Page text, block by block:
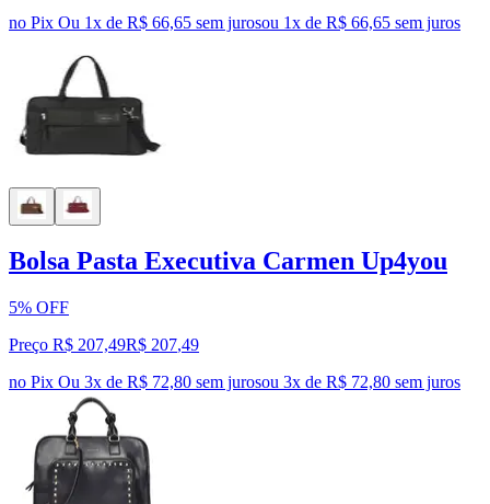
no Pix Ou 1x de R$ 66,65 sem jurosou 1x de R$ 66,65 sem juros
Bolsa Pasta Executiva Carmen Up4you
5% OFF
Preço R$ 207,49R$ 207,49
no Pix Ou 3x de R$ 72,80 sem jurosou 3x de R$ 72,80 sem juros